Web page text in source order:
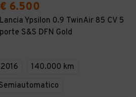
€ 6.500
Lancia Ypsilon 0.9 TwinAir 85 CV 5
porte S&S DFN Gold
140.000 km